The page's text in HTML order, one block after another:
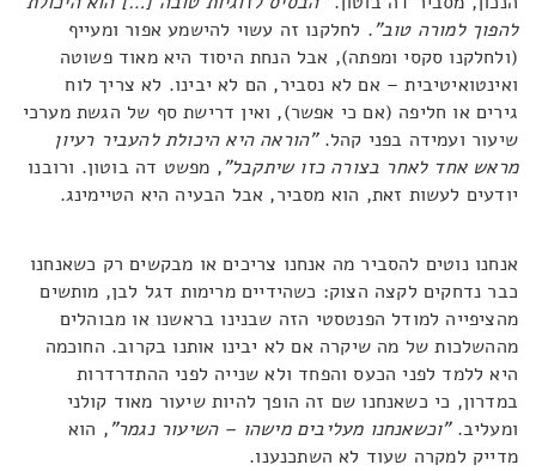
להפוך למורה טוב". לחלקנו זה עשוי להישמע אפור ומעייף
(ולחלקנו סקסי ומפתה), אבל הנחת היסוד היא מאוד פשוטה
ואינטואיטיבית – אם לא נסביר, הם לא יבינו. לא צריך לוח
גירים או חליפה (אם כי אפשר), ואין דרישת סף של הגשת מערכי
שיעור ועמידה בפני קהל."הוראה היא היכולת להעביר רעיון
מראש אחד לאחר בצורה כזו שיתקבל", מפשט דה בוטון. ורובנו
יודעים לעשות זאת, הוא מסביר, אבל הבעיה היא הטיימינג.
אנחנו נוטים להסביר מה אנחנו צריכים או מבקשים רק כשאנחנו
כבר נדחקים לקצה הצוק: כשהידיים מרימות דגל לבן, מותשים
מהציפייה למודל הפנטסטי הזה שבנינו בראשנו או מבוהלים
מההשלכות של מה שיקרה אם לא יבינו אותנו בקרוב. החוכמה
היא ללמד לפני הכעס והפחד ולא שנייה לפני ההתדרדרות
במדרון, כי כשאנחנו שם זה הופך להיות שיעור מאוד קולני
ומעליב."וכשאנחנו מעליבים מישהו – השיעור נגמר", הוא
מדייק למקרה שעוד לא השתכנענו.